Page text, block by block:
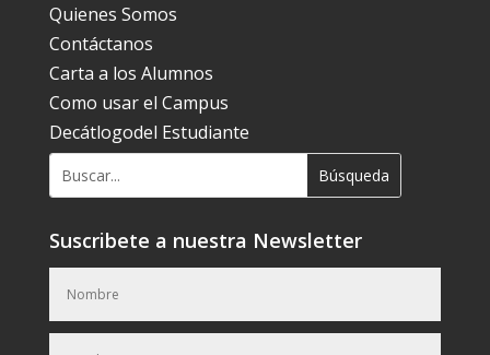
Quienes Somos
Contáctanos
Carta a los Alumnos
Como usar el Campus
Decátlogodel Estudiante
Suscribete a nuestra Newsletter